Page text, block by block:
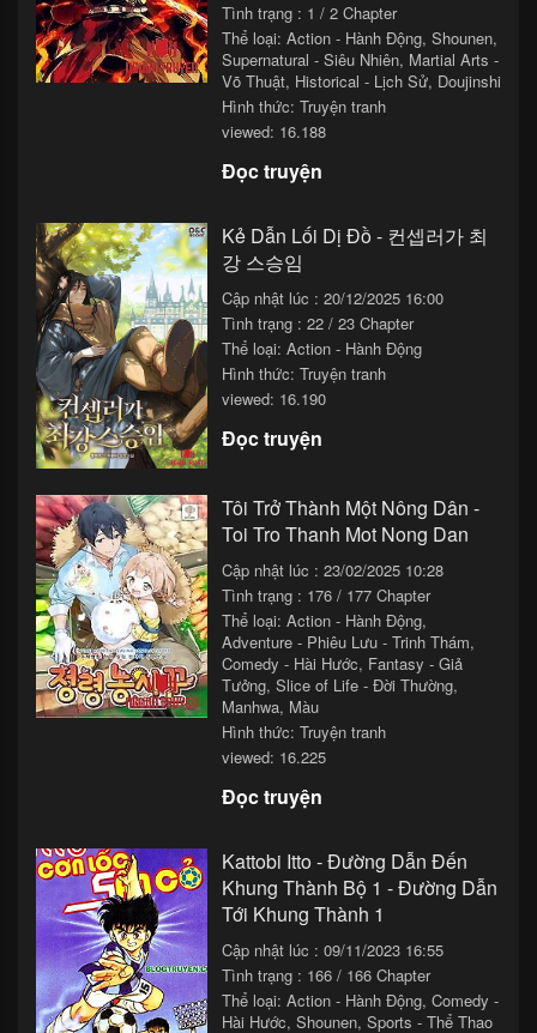
Tình trạng : 1 / 2 Chapter
Thể loại: Action - Hành Động, Shounen,
Supernatural - Siêu Nhiên, Martial Arts -
Võ Thuật, Historical - Lịch Sử, Doujinshi
Hình thức: Truyện tranh
viewed: 16.188
Đọc truyện
Kẻ Dẫn Lối Dị Đồ - 컨셉러가 최
강 스승임
Cập nhật lúc : 20/12/2025 16:00
Tình trạng : 22 / 23 Chapter
Thể loại: Action - Hành Động
Hình thức: Truyện tranh
viewed: 16.190
Đọc truyện
Tôi Trở Thành Một Nông Dân -
Toi Tro Thanh Mot Nong Dan
Cập nhật lúc : 23/02/2025 10:28
Tình trạng : 176 / 177 Chapter
Thể loại: Action - Hành Động,
Adventure - Phiêu Lưu - Trinh Thám,
Comedy - Hài Hước, Fantasy - Giả
Tưởng, Slice of Life - Đời Thường,
Manhwa, Màu
Hình thức: Truyện tranh
viewed: 16.225
Đọc truyện
Kattobi Itto - Đường Dẫn Đến
Khung Thành Bộ 1 - Đường Dẫn
Tới Khung Thành 1
Cập nhật lúc : 09/11/2023 16:55
Tình trạng : 166 / 166 Chapter
Thể loại: Action - Hành Động, Comedy -
Hài Hước, Shounen, Sports - Thể Thao